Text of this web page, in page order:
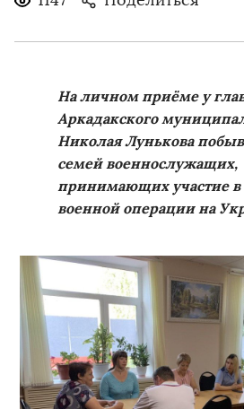
На личном приёме у
Аркадакского
Николая Лунькова
семей военнослужащих,
принимающих участие в
военной операции на